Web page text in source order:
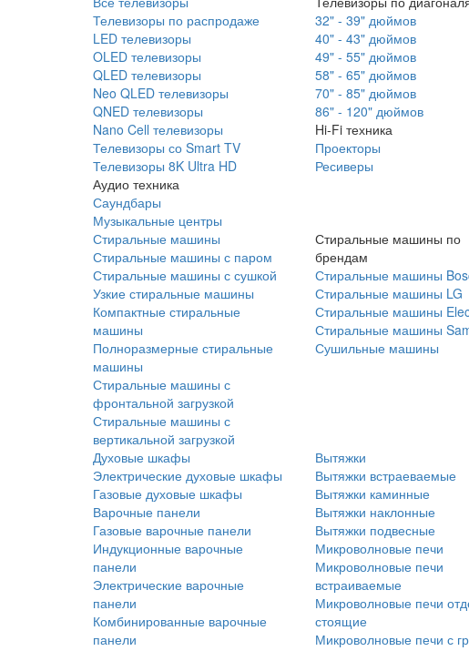
Телевизоры по распродаже
LED телевизоры
OLED телевизоры
QLED телевизоры
Neo QLED телевизоры
QNED телевизоры
Nano Cell телевизоры
Телевизоры со Smart TV
Телевизоры 8K Ultra HD
Аудио техника
Саундбары
Музыкальные центры
32" - 39" дюймов
40" - 43" дюймов
49" - 55" дюймов
58" - 65" дюймов
70" - 85" дюймов
86" - 120" дюймов
Hi-Fi техника
Проекторы
Ресиверы
Стиральные машины
Стиральные машины с паром
Стиральные машины с сушкой
Узкие стиральные машины
Компактные стиральные
машины
Полноразмерные стиральные
машины
Стиральные машины с
фронтальной загрузкой
Стиральные машины с
вертикальной загрузкой
Стиральные машины по
брендам
Стиральные машины
Стиральные машины LG
Стиральные машины
Стиральные машины
Сушильные машины
Духовые шкафы
Электрические духовые шкафы
Газовые духовые шкафы
Варочные панели
Газовые варочные панели
Индукционные варочные
панели
Электрические варочные
панели
Комбинированные варочные
панели
Вытяжки
Вытяжки встраеваемые
Вытяжки каминные
Вытяжки наклонные
Вытяжки подвесные
Микроволновые печи
Микроволновые печи
встраиваемые
Микроволновые печи
стоящие
Микроволновые печи с